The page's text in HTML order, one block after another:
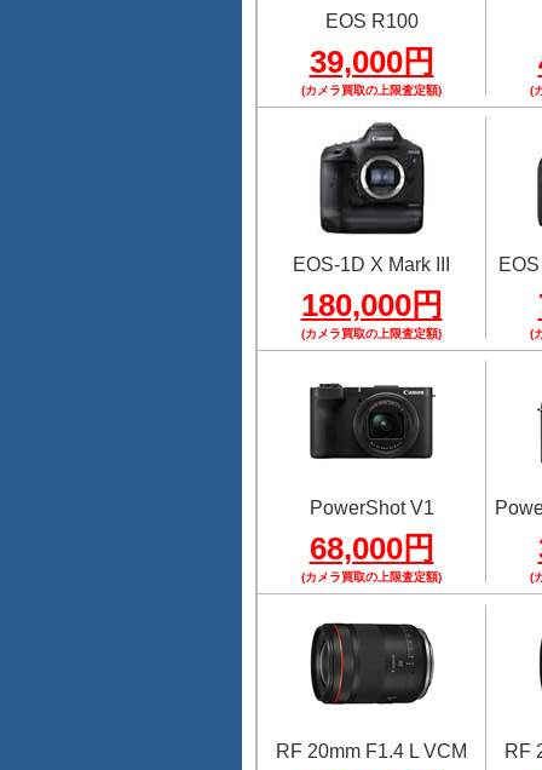
EOS R100
39,000円
(カメラ買取の上限査定額) (
EOS-1D X Mark III
180,000円
(カメラ買取の上限査定額) (
PowerShot V1
68,000円
(カメラ買取の上限査定額) (
RF 20mm F1.4 L VCM RF